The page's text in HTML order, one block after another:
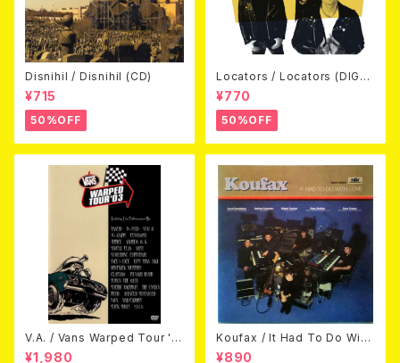
Disnihil / Disnihil (CD)
¥715
50%OFF
Locators / Locators (DIGPA
CK CD)
¥770
50%OFF
V.A. / Vans Warped Tour '0
3 (DVD)
¥1,980
Koufax / It Had To Do With
Love (CD)
¥890